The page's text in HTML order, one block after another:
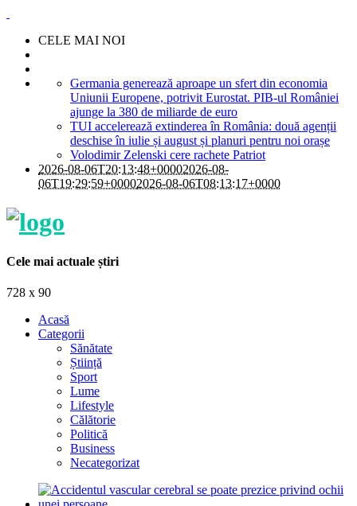
CELE MAI NOI
Germania generează aproape un sfert din economia
Uniunii Europene, potrivit Eurostat. PIB-ul României
ajunge la 380 de miliarde de euro
TUI accelerează extinderea în România: două agenții
deschise în iulie și august și planuri pentru noi orașe
Volodimir Zelenski cere rachete Patriot
2026-08-06T20:13:48+00002026-08-
06T19:29:59+00002026-08-06T08:13:17+0000
Cele mai actuale știri
728 x 90
Acasă
Categorii
Sănătate
Știință
Sport
Lume
Lifestyle
Călătorie
Politică
Business
Necategorizat